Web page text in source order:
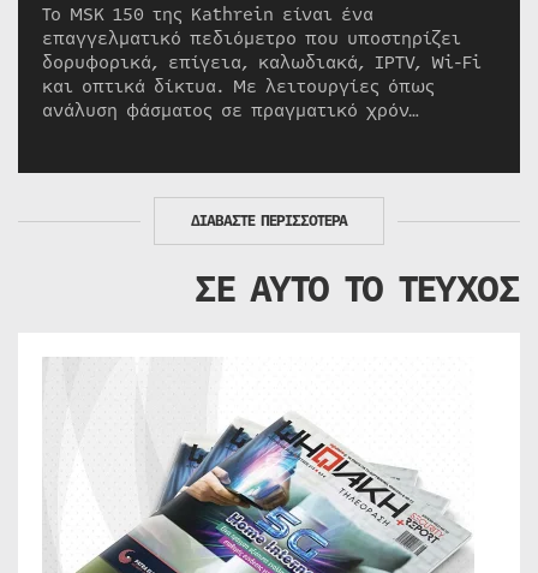
Το MSK 150 της Kathrein είναι ένα
επαγγελματικό πεδιόμετρο που υποστηρίζει
δορυφορικά, επίγεια, καλωδιακά, IPTV, Wi-Fi
και οπτικά δίκτυα. Με λειτουργίες όπως
ανάλυση φάσματος σε πραγματικό χρόν…
ΔΙΑΒΑΣΤΕ ΠΕΡΙΣΣΟΤΕΡΑ
ΣΕ ΑΥΤΟ ΤΟ ΤΕΥΧΟΣ